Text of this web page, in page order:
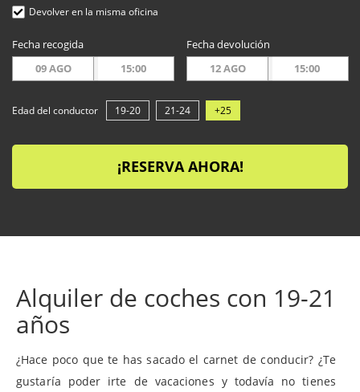
Devolver en la misma oficina
Fecha recogida
09 AGO
15:00
Fecha devolución
12 AGO
15:00
Edad del conductor 19-20 21-24 +25
¡RESERVA AHORA!
Alquiler de coches con 19-21
años
¿Hace poco que te has sacado el carnet de conducir? ¿Te
gustaría poder irte de vacaciones y todavía no tienes